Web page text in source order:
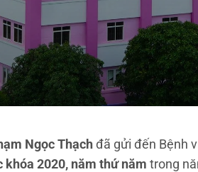
Ngọc Thạchđã gửi đến Bệnh
khóa 2020, năm thứ năm trong